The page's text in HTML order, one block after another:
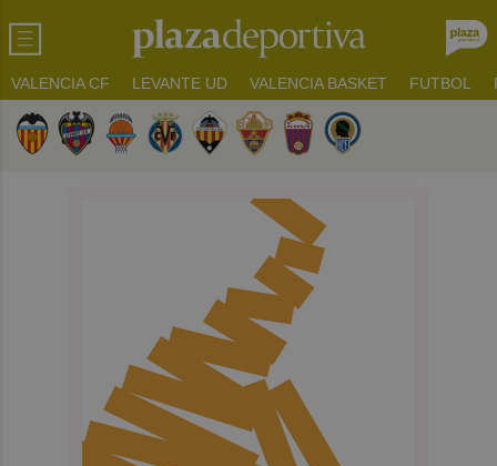
VALENCIA CF LEVANTE UD VALENCIA BASKET FUTBOL